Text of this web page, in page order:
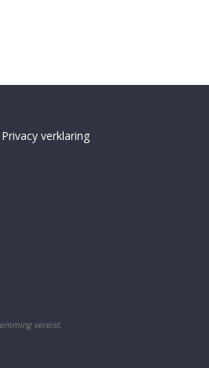
verklaring
vereist.